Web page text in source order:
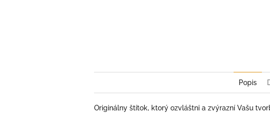
Popis
Originálny štítok, ktorý ozvláštni a zvýrazní Vašu